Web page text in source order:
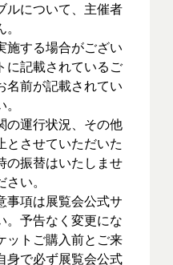
ルについて、主催者
施する場合がござい
に記載されているご
名前が記載されてい
の運行状況、その他
とさせていただいた
の振替はいたしませ
い。
事項は展覧会公式サ
。予告なく変更にな
ットご購入前とご来
身で必ず展覧会公式